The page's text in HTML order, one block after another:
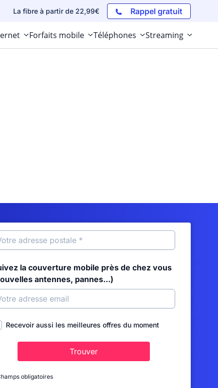
La fibre à partir de 22,99€ Rappel gratuit
Forfaits mobile Téléphones Streaming
la couverture mobile près de chez vous
antennes, pannes...)
Recevoir aussi les meilleures offres du moment
Trouver
obligatoires